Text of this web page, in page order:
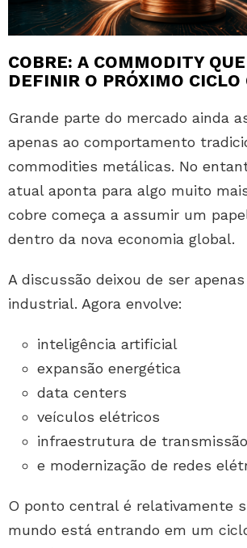
COBRE: A COMMODITY
DEFINIR O PRÓXIMO CICLO
Grande parte do mercado ainda
apenas ao comportamento
commodities metálicas. No
atual aponta para algo muito
cobre começa a assumir um
dentro da nova economia global.
A discussão deixou de ser
industrial. Agora envolve:
inteligência artificial
expansão energética
data centers
veículos elétricos
infraestrutura de transmissão
e modernização de redes
O ponto central é relativamente
mundo está entrando em um